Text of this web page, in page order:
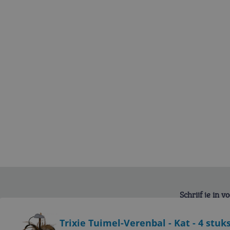
Trixie Tuimel-Verenbal - Kat - 4
Schrijf je in